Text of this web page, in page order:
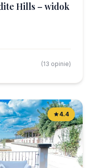
Hills – widok
(13 opinie)
4.4